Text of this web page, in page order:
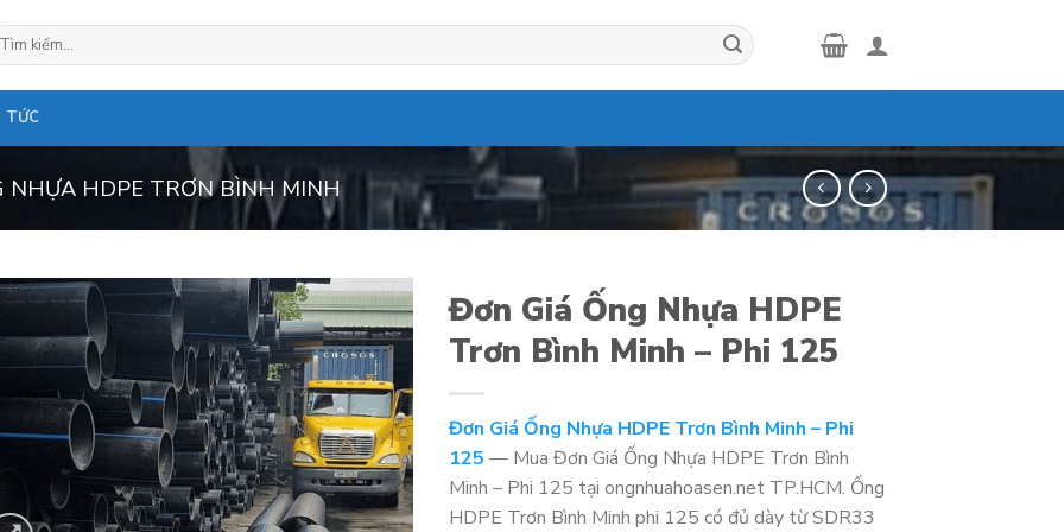
TỨC
NHỰA HDPE TRƠN BÌNH MINH
Đơn Giá Ống Nhựa HDPE
Trơn Bình Minh – Phi 125
Đơn Giá Ống Nhựa HDPE Trơn Bình Minh – Phi
125 — Mua Đơn Giá Ống Nhựa HDPE Trơn Bình
Minh – Phi 125 tại ongnhuahoasen.net TP.HCM. Ống
HDPE Trơn Bình Minh phi 125 có đủ dày từ SDR33